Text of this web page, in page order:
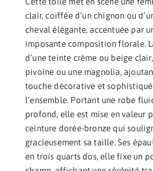
clair, coiffée d’un chignon ou
cheval élégante, accentuée par
imposante composition florale.
d’une teinte crème ou beige
pivoine ou une magnolia,
touche décorative et
l’ensemble. Portant une robe
profond, elle est mise en valeur
ceinture dorée-bronze qui
gracieusement sa taille. Ses
en trois quarts dos, elle fixe un